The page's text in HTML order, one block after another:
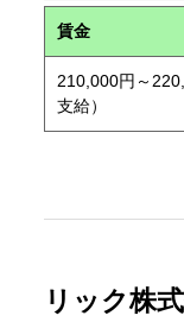
賃金
210,000円～
支給）
リック株